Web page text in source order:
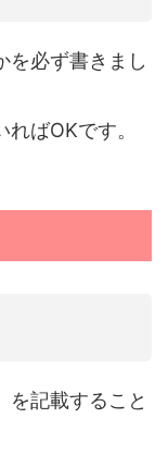
を必ず書きまし
ばOKです。
を記載すること